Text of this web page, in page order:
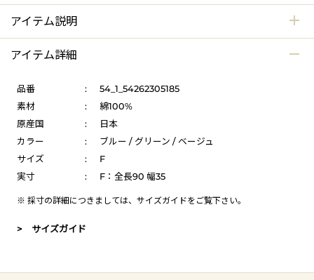
アイテム説明
アイテム詳細
品番 :
54_1_54262305185
素材
:
綿100%
原産国
:
日本
カラー
:
ブルー / グリーン / ベージュ
サイズ
:
F
実寸
: F：全長90 幅35
※ 採寸の詳細につきましては、 サイズガイドをご覧下さい。
> サイズガイド